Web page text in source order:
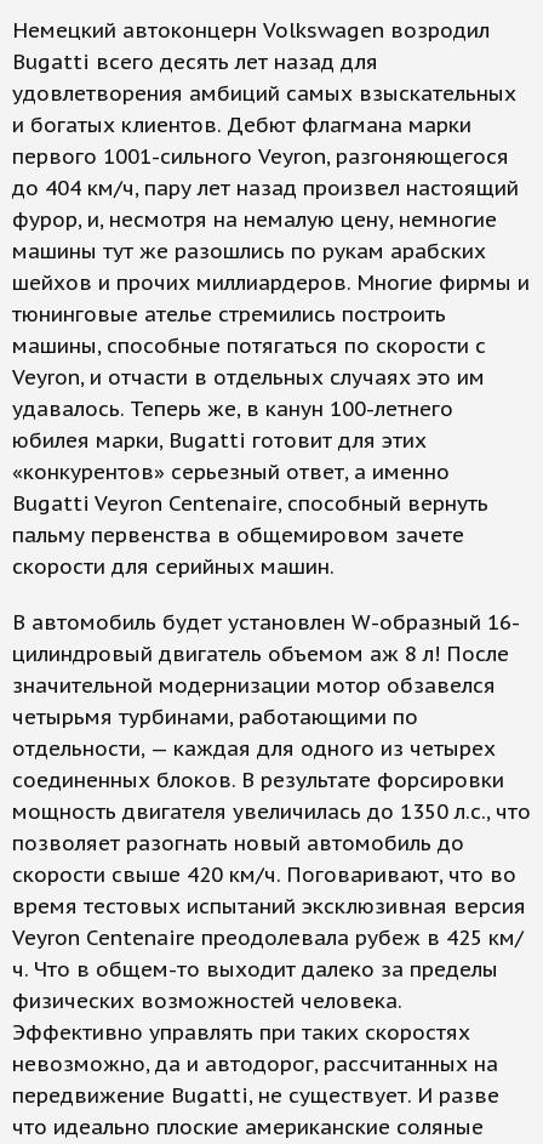
Немецкий автоконцерн Volkswagen возродил
Bugatti всего десять лет назад для
удовлетворения амбиций самых взыскательных
и богатых клиентов. Дебют флагмана марки
первого 1001-сильного Veyron, разгоняющегося
до 404 км/ч, пару лет назад произвел настоящий
фурор, и, несмотря на немалую цену, немногие
машины тут же разошлись по рукам арабских
шейхов и прочих миллиардеров. Многие фирмы и
тюнинговые ателье стремились построить
машины, способные потягаться по скорости с
Veyron, и отчасти в отдельных случаях это им
удавалось. Теперь же, в канун 100-летнего
юбилея марки, Bugatti готовит для этих
«конкурентов» серьезный ответ, а именно
Bugatti Veyron Centenaire, способный вернуть
пальму первенства в общемировом зачете
скорости для серийных машин.
В автомобиль будет установлен W-образный 16-
цилиндровый двигатель объемом аж 8 л! После
значительной модернизации мотор обзавелся
четырьмя турбинами, работающими по
отдельности, — каждая для одного из четырех
соединенных блоков. В результате форсировки
мощность двигателя увеличилась до 1350 л.с., что
позволяет разогнать новый автомобиль до
скорости свыше 420 км/ч. Поговаривают, что во
время тестовых испытаний эксклюзивная версия
Veyron Centenaire преодолевала рубеж в 425 км/
ч. Что в общем-то выходит далеко за пределы
физических возможностей человека.
Эффективно управлять при таких скоростях
невозможно, да и автодорог, рассчитанных на
передвижение Bugatti, не существует. И разве
что идеально плоские американские соляные